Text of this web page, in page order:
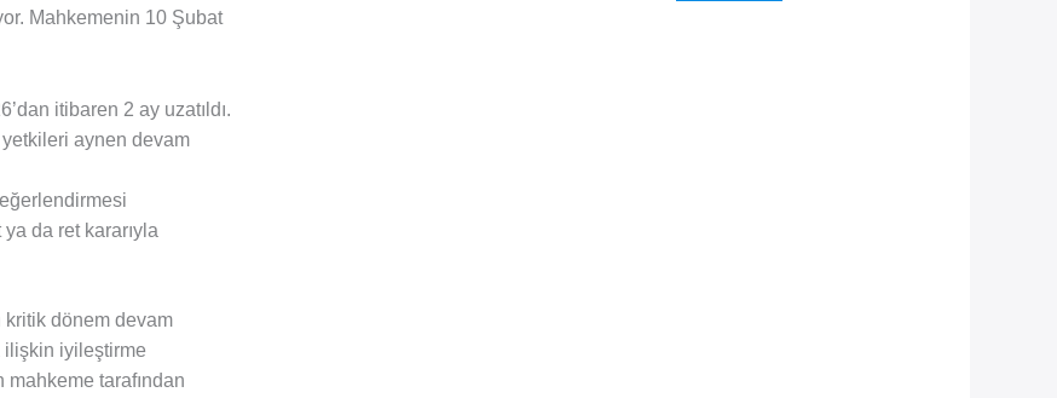
Mahkemenin 10 Şubat
itibaren 2 ay uzatıldı.
aynen devam
da ret kararıyla
kritik dönem devam
ilişkin iyileştirme
tarafından